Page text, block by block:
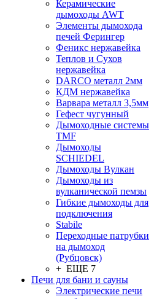
Керамические
дымоходы AWT
Элементы дымохода
печей Ферингер
Феникс нержавейка
Теплов и Сухов
нержавейка
DARCO металл 2мм
КДМ нержавейка
Варвара металл 3,5мм
Гефест чугунный
Дымоходные системы
TMF
Дымоходы
SCHIEDEL
Дымоходы Вулкан
Дымоходы из
вулканической пемзы
Гибкие дымоходы для
подключения
Stabile
Переходные патрубки
на дымоход
(Рубцовск)
+ ЕЩЕ 7
Печи для бани и сауны
Электрические печи